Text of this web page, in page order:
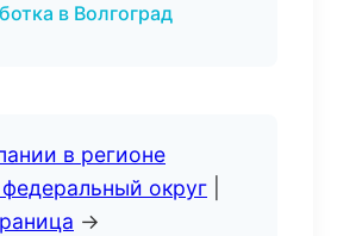
в Волгоград
в регионе
округ
→